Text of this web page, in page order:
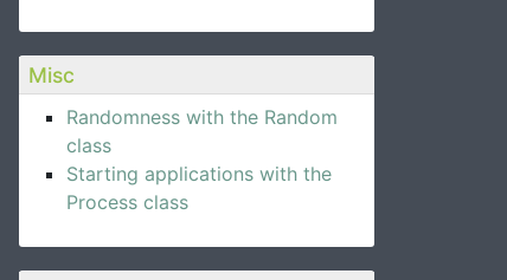
Misc
Randomness with the Random
class
Starting applications with the
Process class